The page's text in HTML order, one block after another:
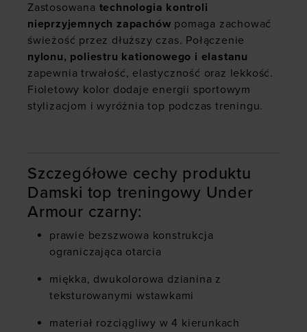
Zastosowana technologia kontroli
nieprzyjemnych zapachów pomaga zachować
świeżość przez dłuższy czas. Połączenie
nylonu, poliestru kationowego i elastanu
zapewnia trwałość, elastyczność oraz lekkość.
Fioletowy kolor dodaje energii sportowym
stylizacjom i wyróżnia top podczas treningu.
Szczegółowe cechy produktu
Damski top treningowy Under
Armour czarny:
prawie bezszwowa konstrukcja
ograniczająca otarcia
miękka, dwukolorowa dzianina z
teksturowanymi wstawkami
materiał rozciągliwy w 4 kierunkach